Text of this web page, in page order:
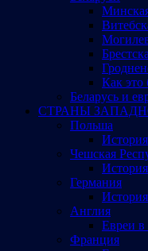
Как
Беларусь и
СТРАНЫ
Польша
Чешская
Германия
Англия
Евреи в
Франция